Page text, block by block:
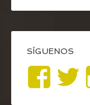
SÍGUENOS
Ver